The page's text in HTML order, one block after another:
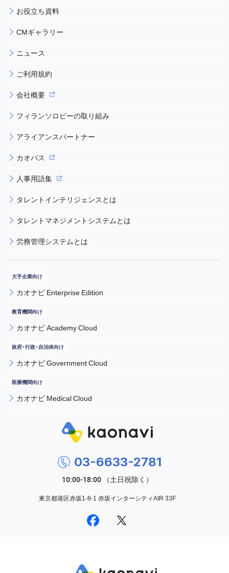
お役立ち資料
CMギャラリー
ニュース
ご利用規約
会社概要
フィランソロピーの取り組み
アライアンスパートナー
カオパス
人事用語集
タレントインテリジェンスとは
タレントマネジメントシステムとは
労務管理システムとは
カオナビ Enterprise Edition
カオナビ Academy Cloud
カオナビ Government Cloud
カオナビ Medical Cloud
03-6633-2781
東京都港区赤坂1-8-1 赤坂インターシティAIR 33F